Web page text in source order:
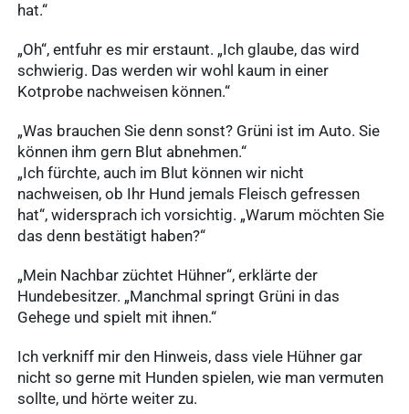
hat.“
„Oh“, entfuhr es mir erstaunt. „Ich glaube, das wird
schwierig. Das werden wir wohl kaum in einer
Kotprobe nachweisen können.“
„Was brauchen Sie denn sonst? Grüni ist im Auto. Sie
können ihm gern Blut abnehmen.“
„Ich fürchte, auch im Blut können wir nicht
nachweisen, ob Ihr Hund jemals Fleisch gefressen
hat“, widersprach ich vorsichtig. „Warum möchten Sie
das denn bestätigt haben?“
„Mein Nachbar züchtet Hühner“, erklärte der
Hundebesitzer. „Manchmal springt Grüni in das
Gehege und spielt mit ihnen.“
Ich verkniff mir den Hinweis, dass viele Hühner gar
nicht so gerne mit Hunden spielen, wie man vermuten
sollte, und hörte weiter zu.